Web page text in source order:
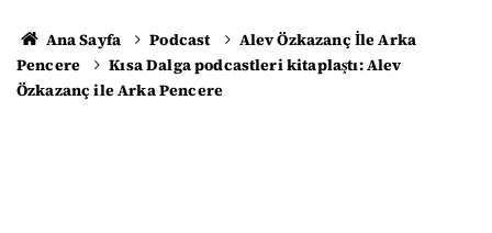
Ana Sayfa Podcast
Alev Özkazanç İle Arka
Pencere
Kısa Dalga podcastleri kitaplaştı: Alev
Özkazanç ile Arka Pencere